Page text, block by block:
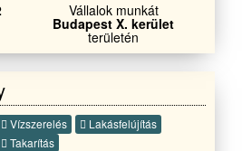
Vállalok munkát
Budapest X. kerület
területén
Vízszerelés
Lakásfelújítás
Takarítás